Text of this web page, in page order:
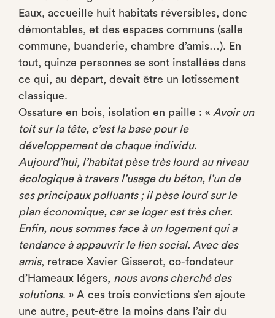
Eaux, accueille huit habitats réversibles, donc
démontables, et des espaces communs (salle
commune, buanderie, chambre d’amis…). En
tout, quinze personnes se sont installées dans
ce qui, au départ, devait être un lotissement
classique.
Ossature en bois, isolation en paille : « Avoir un
toit sur la tête, c’est la base pour le
développement de chaque individu.
Aujourd’hui, l’habitat pèse très lourd au niveau
écologique à travers l’usage du béton, l’un de
ses principaux polluants ; il pèse lourd sur le
plan économique, car se loger est très cher.
Enfin, nous sommes face à un logement qui a
tendance à appauvrir le lien social. Avec des
amis, retrace Xavier Gisserot, co-fondateur
d’Hameaux légers, nous avons cherché des
solutions. » A ces trois convictions s’en ajoute
une autre, peut-être la moins dans l’air du